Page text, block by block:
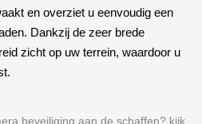
en overziet u eenvoudig een
Dankzij de zeer brede
zicht op uw terrein, waardoor u